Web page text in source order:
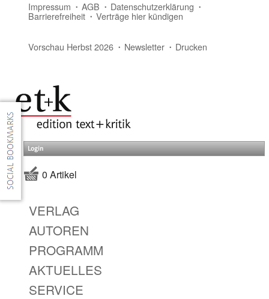
Impressum AGB Datenschutzerklärung
Barrierefreiheit Verträge hier kündigen
Vorschau Herbst 2026 Newsletter Drucken
Login
0 Artikel
VERLAG
AUTOREN
PROGRAMM
AKTUELLES
SERVICE